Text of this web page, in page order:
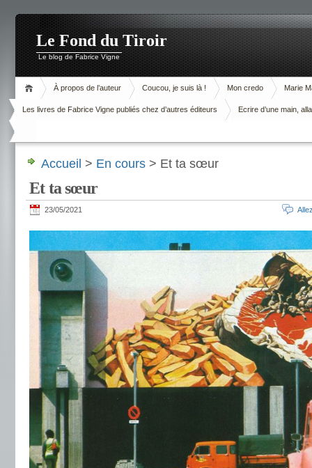
Le Fond du Tiroir
Le blog de Fabrice Vigne
À propos de l’auteur Coucou, je suis là ! Mon credo Marie
Les livres de Fabrice Vigne publiés chez d’autres éditeurs Ecrire d’une main,
Accueil > En cours > Et ta sœur
Et ta sœur
23/05/2021